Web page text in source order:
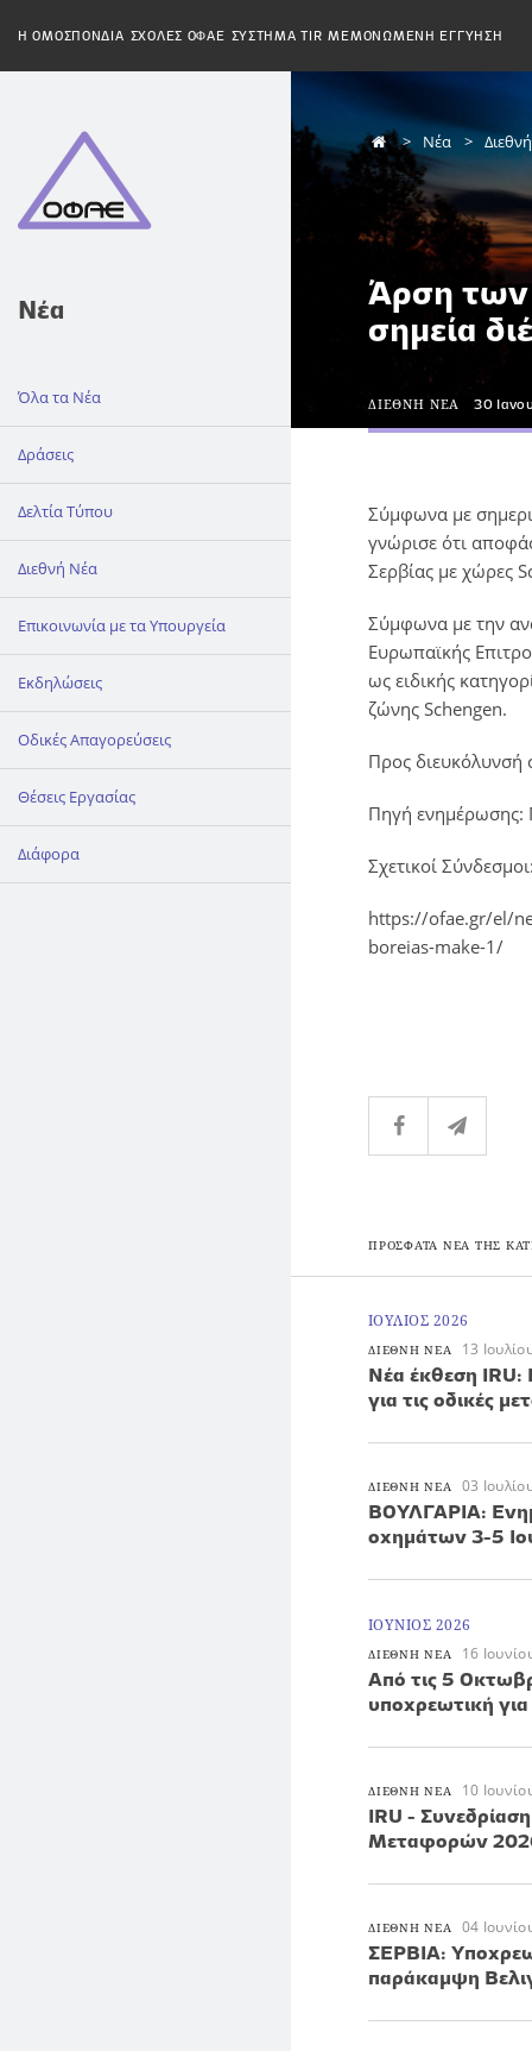
H ΟΜΟΣΠΟΝΔΙΑ ΣΧΟΛΕΣ ΟΦΑΕ ΣΥΣΤΗΜΑ TIR ΜΕΜΟΝΩΜΕΝΗ ΕΓΓΥΗΣΗ
Νέα
Όλα τα Νέα
Δράσεις
Δελτία Τύπου
Διεθνή Νέα
Επικοινωνία με τα Υπουργεία
Εκδηλώσεις
Οδικές Απαγορεύσεις
Θέσεις Εργασίας
Διάφορα
Νέα
Άρση των
σημεία
ΔΙΕΘΝΗ ΝΕΑ 30
Σύμφωνα με
γνώρισε ότι
Σερβίας με χώρες
Σύμφωνα με την
Ευρωπαϊκής
ως ειδικής
ζώνης Schengen.
Προς διευκόλυνσή
Πηγή ενημέρωσης:
Σχετικοί
https://ofae.gr/el/
boreias-make-1/
ΠΡΟΣΦΑΤΑ ΝΕΑ ΤΗΣ
ΙΟΥΛΙΟΣ 2026
ΔΙΕΘΝΗ ΝΕΑ 13
Νέα έκθεση IRU:
για τις οδικές
ΔΙΕΘΝΗ ΝΕΑ 03
ΒΟΥΛΓΑΡΙΑ:
οχημάτων 3-5
ΙΟΥΝΙΟΣ 2026
ΔΙΕΘΝΗ ΝΕΑ 16
Από τις 5
υποχρεωτική
ΔΙΕΘΝΗ ΝΕΑ 10
IRU -
Μεταφορών
ΔΙΕΘΝΗ ΝΕΑ 04
ΣΕΡΒΙΑ:
παράκαμψη